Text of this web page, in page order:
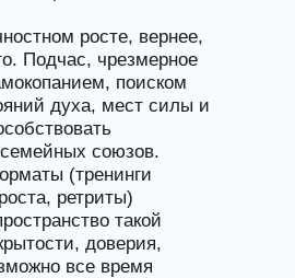
росте, вернее,
Подчас, чрезмерное
поиском
духа, мест силы и
союзов.
(тренинги
ретриты)
такой
доверия,
все время